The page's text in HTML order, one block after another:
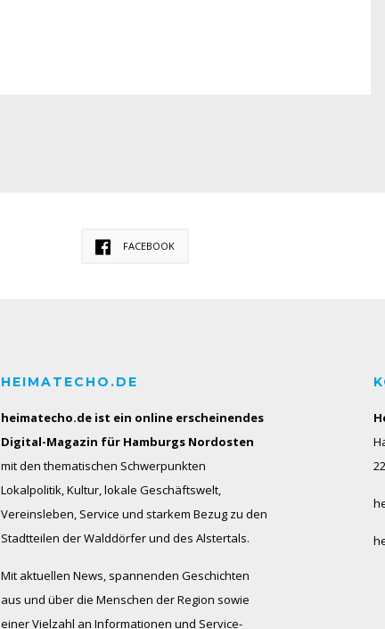
FACEBOOK
HEIMATECHO.DE
heimatecho.de ist ein online erscheinendes
Digital-Magazin für Hamburgs Nordosten
mit den thematischen Schwerpunkten
Lokalpolitik, Kultur, lokale Geschäftswelt,
Vereinsleben, Service und starkem Bezug zu den
Stadtteilen der Walddörfer und des Alstertals.
Mit aktuellen News, spannenden Geschichten
aus und über die Menschen der Region sowie
einer Vielzahl an Informationen und Service-